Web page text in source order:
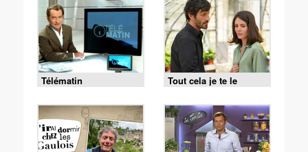
Télématin Tout cela je te le
donnerai